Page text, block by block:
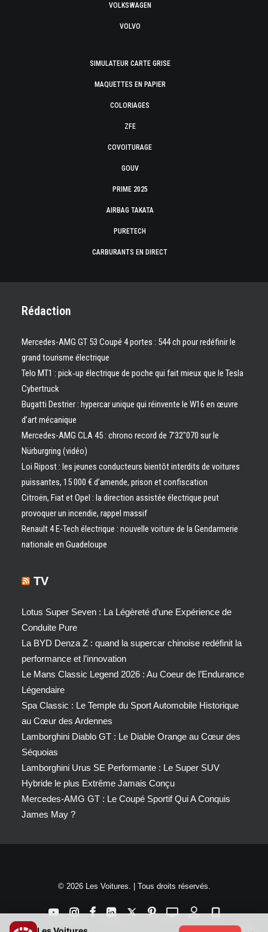
VOLKSWAGEN
VOLVO
SIMULATEUR CARTE GRISE
MAQUETTES EN PAPIER
COLORIAGES
ZFE
COVOITURAGE
GOUV
PRIME 2025
AIRBAG TAKATA
PURETECH
CARBURANTS EN DIRECT
Rédaction
Mercedes-AMG GT 53 Coupé 4 portes : 544 ch pour redéfinir le
grand tourisme électrique
Telo MT1 : pick‑up électrique de poche qui fait mieux que le Tesla
Cybertruck
Bugatti Destrier : hypercar unique qui réinvente le W16 en œuvre
d’art mécanique
Mercedes-AMG CLA 45 : chrono record de 7’32″070 sur le
Nürburgring (vidéo)
Loi Ripost : les jeunes conducteurs bientôt interdits de voitures
puissantes, 15 000 € d’amende, prison et confiscation
Citroën, Fiat et Opel : la direction assistée électrique peut
provoquer un incendie, rappel massif
Renault 4 E-Tech électrique : nouvelle voiture de la Gendarmerie
nationale en Guadeloupe
TV
Lotus Super Seven : La Légèreté d’une Expérience de
Conduite Pure
La BYD Denza Z : quand la supercar chinoise redéfinit la
performance et l’innovation
Le Mans Classic Legend 2026 : Au Coeur de l’Endurance
Légendaire
Spa Classic : Le Temple du Sport Automobile Historique
au Cœur des Ardennes
Lamborghini Diablo GT : Le Diable Orange au Cœur des
Séquoias
Lamborghini Urus SE Performante : Le Super SUV
Hybride le plus Extrême Jamais Conçu
Mercedes-AMG GT : Le Coupé Sportif Qui A Conquis
James May ?
© 2026 Les Voitures. | Tous droits réservés.